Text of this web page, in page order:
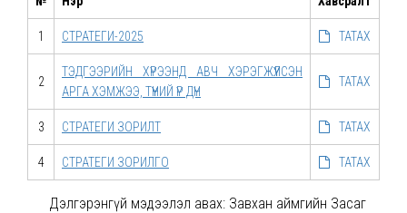
1 СТРАТЕГИ-2025 ТАТАХ
2
ТЭДГЭЭРИЙН ХҮРЭЭНД АВЧ ХЭРЭГЖҮҮЛСЭН
АРГА ХЭМЖЭЭ, ТҮҮНИЙ ҮР ДҮН
ТАТАХ
3 СТРАТЕГИ ЗОРИЛТ ТАТАХ
4 СТРАТЕГИ ЗОРИЛГО ТАТАХ
Дэлгэрэнгүй мэдээлэл авах: Завхан аймгийн Засаг